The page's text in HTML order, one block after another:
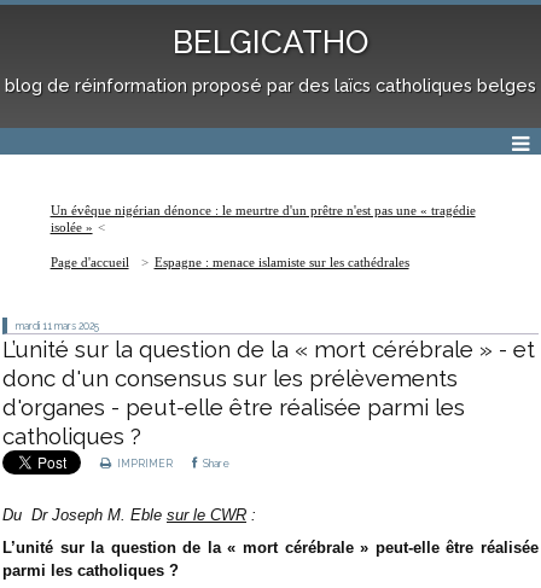
BELGICATHO
blog de réinformation proposé par des laïcs catholiques belges
Un évêque nigérian dénonce : le meurtre d'un prêtre n'est pas une « tragédie
isolée »
Page d'accueil Espagne : menace islamiste sur les cathédrales
mardi 11 mars 2025
L’unité sur la question de la « mort cérébrale » - et
donc d'un consensus sur les prélèvements
d'organes - peut-elle être réalisée parmi les
catholiques ?
IMPRIMER Share
Du Dr Joseph M. Eble sur le CWR :
L’unité sur la question de la « mort cérébrale » peut-elle être réalisée
parmi les catholiques ?